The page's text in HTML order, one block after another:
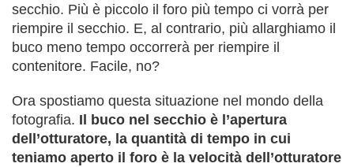
secchio. Più è piccolo il foro più tempo ci vorrà per
riempire il secchio. E, al contrario, più allarghiamo il
buco meno tempo occorrerà per riempire il
contenitore. Facile, no?
Ora spostiamo questa situazione nel mondo della
fotografia. Il buco nel secchio è l’apertura
dell’otturatore, la quantità di tempo in cui
teniamo aperto il foro è la velocità dell’otturatore